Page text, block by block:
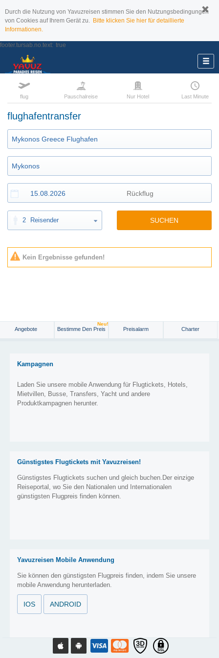
Durch die Nutzung von Yavuzreisen stimmen Sie den Nutzungsbedingungen
von Cookies auf Ihrem Gerät zu. Bitte klicken Sie hier für detaillierte
Informationen.
footer.tursab.no.text: true
flug Pauschalreise Nur Hotel Last Minute
flughafentransfer
2 Reisender SUCHEN
Kein Ergebnisse gefunden!
Angebote Bestimme Den Preis
Neu!
Preisalarm Charter
Kampagnen
Laden Sie unsere mobile Anwendung für Flugtickets, Hotels,
Mietvillen, Busse, Transfers, Yacht und andere
Produktkampagnen herunter.
Günstigstes Flugtickets mit Yavuzreisen!
Günstigstes Flugtickets suchen und gleich buchen.Der einzige
Reiseportal, wo Sie den Nationalen und Internationalen
günstigsten Flugpreis finden können.
Yavuzreisen Mobile Anwendung
Sie können den günstigsten Flugpreis finden, indem Sie unsere
mobile Anwendung herunterladen.
IOS ANDROID